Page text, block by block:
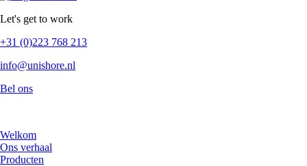
Let's get to work
+31 (0)223 768 213
info@unishore.nl
Bel ons
Welkom
Ons verhaal
Producten